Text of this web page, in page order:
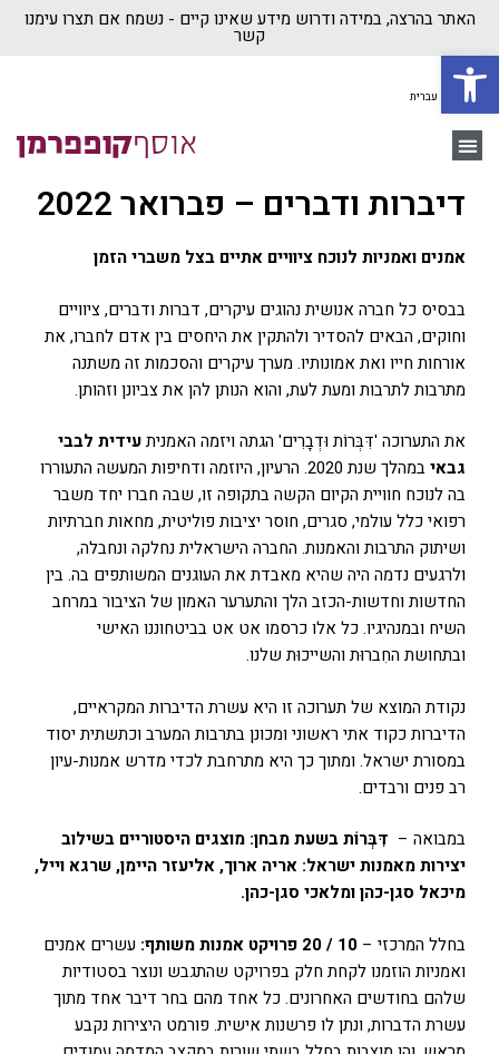
האתר בהרצה, במידה ודרוש מידע שאינו קיים - נשמח אם תצרו עימנו
קשר
עברית
דיברות ודברים – פברואר 2022
אמנים ואמניות לנוכח ציוויים אתיים בצל משברי הזמן
בבסיס כל חברה אנושית נהוגים עיקרים, דברות ודברים, ציוויים
וחוקים, הבאים להסדיר ולהתקין את היחסים בין אדם לחברו, את
אורחות חייו ואת אמונותיו. מערך עיקרים והסכמות זה משתנה
מתרבות לתרבות ומעת לעת, והוא הנותן להן את צביונן וזהותן.
את התערוכה 'דִּבְּרוֹת וּדְבָרִים' הגתה ויזמה האמניתעידית לבבי
גבאי
במהלך שנת 2020. הרעיון, היוזמה ודחיפות המעשה התעוררו
בה לנוכח חוויית הקיום הקשה בתקופה זו, שבה חברו יחד משבר
רפואי כלל עולמי, סגרים, חוסר יציבות פוליטית, מחאות חברתיות
ושיתוק התרבות והאמנות. החברה הישראלית נחלקה ונחבלה,
ולרגעים נדמה היה שהיא מאבדת את העוגנים המשותפים בה. בין
החדשות וחדשות-הכזב הלך והתערער האמון של הציבור במרחב
השיח ובמנהיגיו. כל אלו כרסמו אט אט בביטחוננו האישי
ובתחושת החִברוּת והשייכוּת שלנו.
נקודת המוצא של תערוכה זו היא עשרת הדיברות המקראיים,
הדיברות כקוד אתי ראשוני ומכונן בתרבות המערב וכתשתית יסוד
במסורת ישראל. ומתוך כך היא מתרחבת לכדי מדרש אמנות-עיון
רב פנים ורבדים.
במבואה – דִּבְּרוֹת בשעת מבחן: מוצגים היסטוריים בשילוב
יצירות מאמנות ישראל: אריה ארוך, אליעזר היימן, שרגא וייל,
מיכאל סגן-כהן ומלאכי סגן-כהן.
בחלל המרכזי – 10 / 20 פרויקט אמנות משותף:
עשרים אמנים
ואמניות הוזמנו לקחת חלק בפרויקט שהתגבש ונוצר בסטודיות
שלהם בחודשים האחרונים. כל אחד מהם בחר דיבר אחד מתוך
עשרת הדברות, ונתן לו פרשנות אישית. פורמט היצירות נקבע
פתח סרגל נגישות